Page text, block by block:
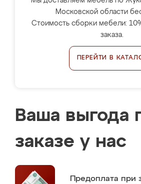
Московской области
Стоимость сборки мебели:
заказа.
ПЕРЕЙТИ В
Ваша выгода
заказе у нас
Предоплата при